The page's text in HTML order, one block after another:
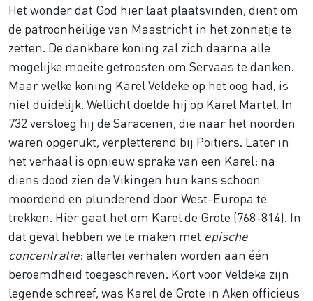
Het wonder dat God hier laat plaatsvinden, dient om
de patroonheilige van Maastricht in het zonnetje te
zetten. De dankbare koning zal zich daarna alle
mogelijke moeite getroosten om Servaas te danken.
Maar welke koning Karel Veldeke op het oog had, is
niet duidelijk. Wellicht doelde hij op Karel Martel. In
732 versloeg hij de Saracenen, die naar het noorden
waren opgerukt, verpletterend bij Poitiers. Later in
het verhaal is opnieuw sprake van een Karel: na
diens dood zien de Vikingen hun kans schoon
moordend en plunderend door West-Europa te
trekken. Hier gaat het om Karel de Grote (768-814). In
dat geval hebben we te maken met epische
concentratie: allerlei verhalen worden aan één
beroemdheid toegeschreven. Kort voor Veldeke zijn
legende schreef, was Karel de Grote in Aken officieus